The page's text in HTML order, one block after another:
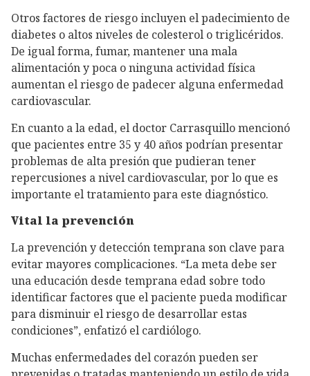
Otros factores de riesgo incluyen el padecimiento de
diabetes o altos niveles de colesterol o triglicéridos.
De igual forma, fumar, mantener una mala
alimentación y poca o ninguna actividad física
aumentan el riesgo de padecer alguna enfermedad
cardiovascular.
En cuanto a la edad, el doctor Carrasquillo mencionó
que pacientes entre 35 y 40 años podrían presentar
problemas de alta presión que pudieran tener
repercusiones a nivel cardiovascular, por lo que es
importante el tratamiento para este diagnóstico.
Vital la prevención
La prevención y detección temprana son clave para
evitar mayores complicaciones. “La meta debe ser
una educación desde temprana edad sobre todo
identificar factores que el paciente pueda modificar
para disminuir el riesgo de desarrollar estas
condiciones”, enfatizó el cardiólogo.
Muchas enfermedades del corazón pueden ser